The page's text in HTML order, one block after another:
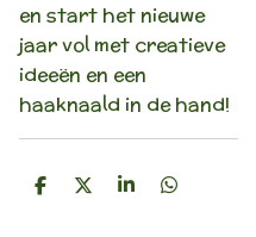
en start het nieuwe
jaar vol met creatieve
ideeën en een
haaknaald in de hand!
D
D
S
D